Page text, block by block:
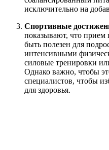
исключительно на
Спортивные
показывают, что прием
быть полезен для
интенсивными
силовые тренировки
Однако важно, чтобы
специалистов, чтобы
для здоровья.